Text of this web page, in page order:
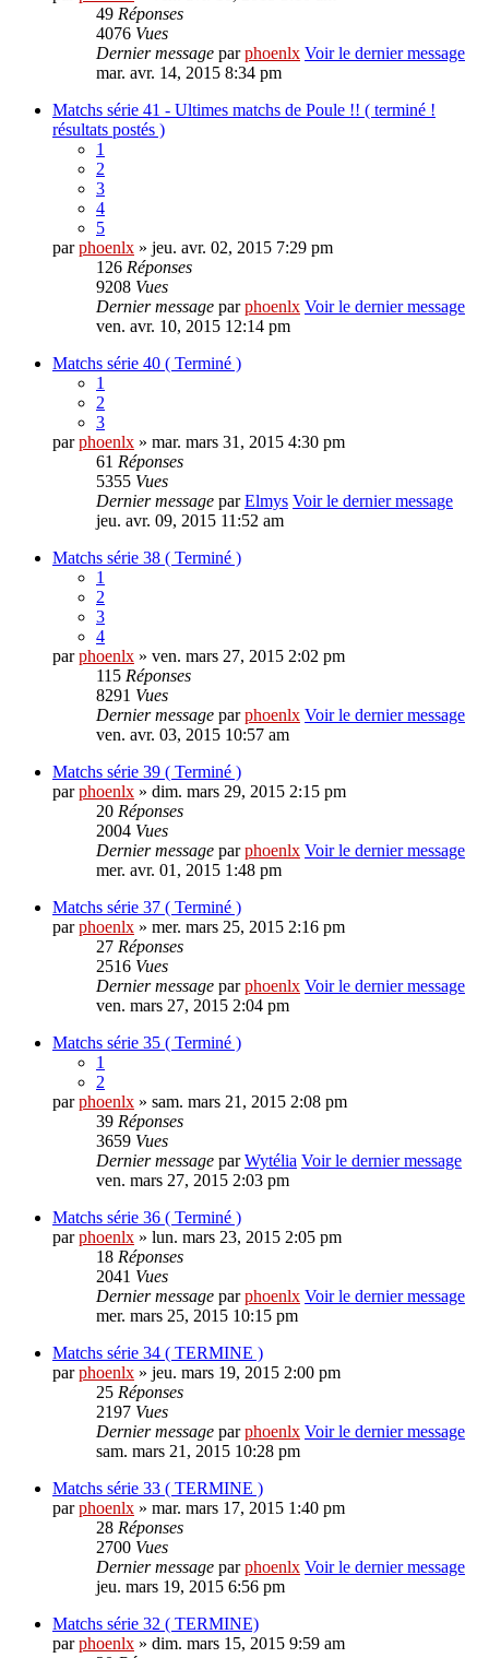
49 Réponses
4076 Vues
Dernier message parphoenlx Voir le dernier message
mar. avr. 14, 2015 8:34 pm
Matchs série 41 - Ultimes matchs de Poule !! ( terminé !
résultats postés )
1
2
3
4
5
parphoenlx » jeu. avr. 02, 2015 7:29 pm
126 Réponses
9208 Vues
Dernier message parphoenlx Voir le dernier message
ven. avr. 10, 2015 12:14 pm
Matchs série 40 ( Terminé )
1
2
3
parphoenlx » mar. mars 31, 2015 4:30 pm
61 Réponses
5355 Vues
Dernier message parElmys Voir le dernier message
jeu. avr. 09, 2015 11:52 am
Matchs série 38 ( Terminé )
1
2
3
4
parphoenlx » ven. mars 27, 2015 2:02 pm
115 Réponses
8291 Vues
Dernier message parphoenlx Voir le dernier message
ven. avr. 03, 2015 10:57 am
Matchs série 39 ( Terminé )
parphoenlx » dim. mars 29, 2015 2:15 pm
20 Réponses
2004 Vues
Dernier message parphoenlx Voir le dernier message
mer. avr. 01, 2015 1:48 pm
Matchs série 37 ( Terminé )
parphoenlx » mer. mars 25, 2015 2:16 pm
27 Réponses
2516 Vues
Dernier message parphoenlx Voir le dernier message
ven. mars 27, 2015 2:04 pm
Matchs série 35 ( Terminé )
1
2
parphoenlx » sam. mars 21, 2015 2:08 pm
39 Réponses
3659 Vues
Dernier message parWytélia Voir le dernier message
ven. mars 27, 2015 2:03 pm
Matchs série 36 ( Terminé )
parphoenlx » lun. mars 23, 2015 2:05 pm
18 Réponses
2041 Vues
Dernier message parphoenlx Voir le dernier message
mer. mars 25, 2015 10:15 pm
Matchs série 34 ( TERMINE )
parphoenlx » jeu. mars 19, 2015 2:00 pm
25 Réponses
2197 Vues
Dernier message parphoenlx Voir le dernier message
sam. mars 21, 2015 10:28 pm
Matchs série 33 ( TERMINE )
parphoenlx » mar. mars 17, 2015 1:40 pm
28 Réponses
2700 Vues
Dernier message parphoenlx Voir le dernier message
jeu. mars 19, 2015 6:56 pm
Matchs série 32 ( TERMINE)
parphoenlx » dim. mars 15, 2015 9:59 am